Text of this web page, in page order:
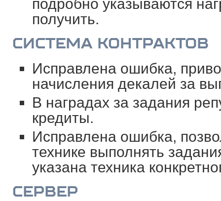
подробно указываются
получить.
СИСТЕМА КОНТРАКТОВ
Исправлена ошибка,
начисления декалей за
В наградах за задания
кредиты.
Исправлена ошибка,
технике выполнять
указана техника
СЕРВЕР